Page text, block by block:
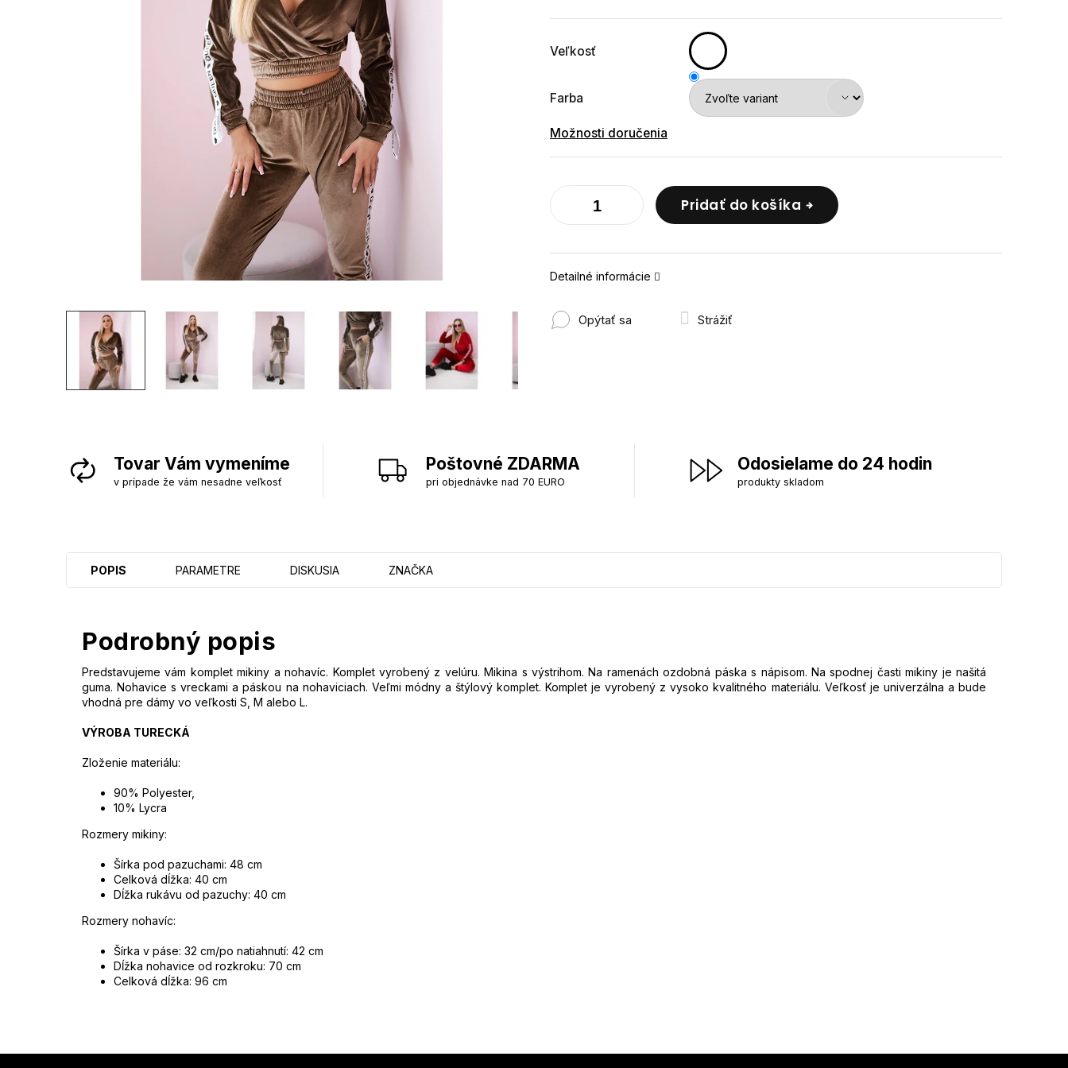
Veľkosť
Farba
Možnosti doručenia
Pridať do košíka
Detailné informácie
Opýtať sa Strážiť
Tovar Vám vymeníme
v prípade že vám nesadne veľkosť
Poštovné ZDARMA
pri objednávke nad 70 EURO
Odosielame do 24 hodin
produkty skladom
POPIS PARAMETRE DISKUSIA ZNAČKA
Podrobný popis
Predstavujeme vám komplet mikiny a nohavíc. Komplet vyrobený z velúru. Mikina s výstrihom. Na ramenách ozdobná páska s nápisom. Na spodnej časti mikiny je našitá
guma. Nohavice s vreckami a páskou na nohaviciach. Veľmi módny a štýlový komplet. Komplet je vyrobený z vysoko kvalitného materiálu. Veľkosť je univerzálna a bude
vhodná pre dámy vo veľkosti S, M alebo L.
VÝROBA TURECKÁ
Zloženie materiálu:
90% Polyester,
10% Lycra
Rozmery mikiny:
Šírka pod pazuchami: 48 cm
Celková dĺžka: 40 cm
Dĺžka rukávu od pazuchy: 40 cm
Rozmery nohavíc:
Šírka v páse: 32 cm/po natiahnutí: 42 cm
Dĺžka nohavice od rozkroku: 70 cm
Celková dĺžka: 96 cm